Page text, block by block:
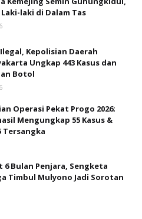
laki di Dalam Tas
Kepolisian Daerah
Ungkap 443 Kasus dan
Botol
Operasi Pekat Progo 2026;
Mengungkap 55 Kasus &
Tersangka
Bulan Penjara, Sengketa
Timbul Mulyono Jadi Sorotan